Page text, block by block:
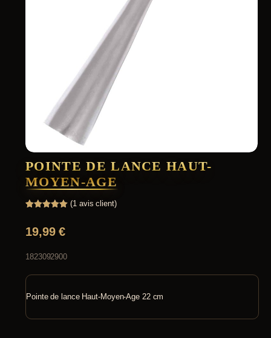
POINTE DE LANCE HAUT-
MOYEN-AGE
basé sur
notation
(1 avis client)
19,99€
1823092900
Pointe de lance Haut-Moyen-Age 22 cm